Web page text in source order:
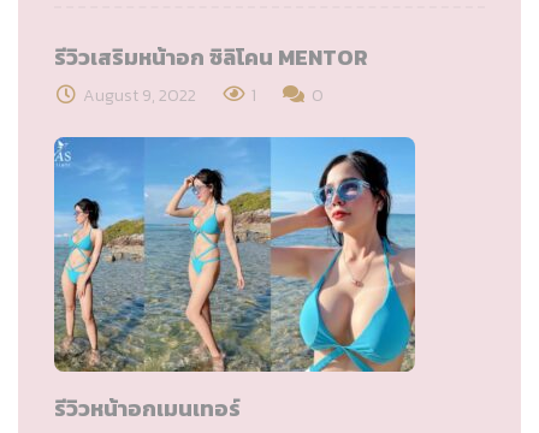
รีวิวเสริมหน้าอก ซิลิโคน MENTOR
August 9, 2022 1 0
รีวิวหน้าอกเมนเทอร์